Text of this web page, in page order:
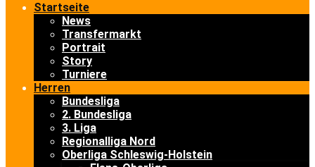
Startseite
News
Transfermarkt
Portrait
Story
Turniere
Herren
Bundesliga
2. Bundesliga
3. Liga
Regionalliga Nord
Oberliga Schleswig-Holstein